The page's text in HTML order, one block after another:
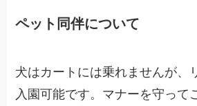
ペット同伴について
犬はカートには乗れませんが、
入園可能です。マナーを守って